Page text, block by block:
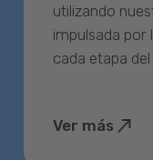
utilizando
impulsada por
cada etapa
Ver más